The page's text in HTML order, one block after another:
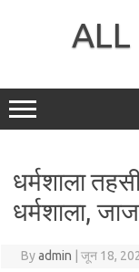
ALL
धर्मशाला
धर्मशाला,
Byadmin जून 18,